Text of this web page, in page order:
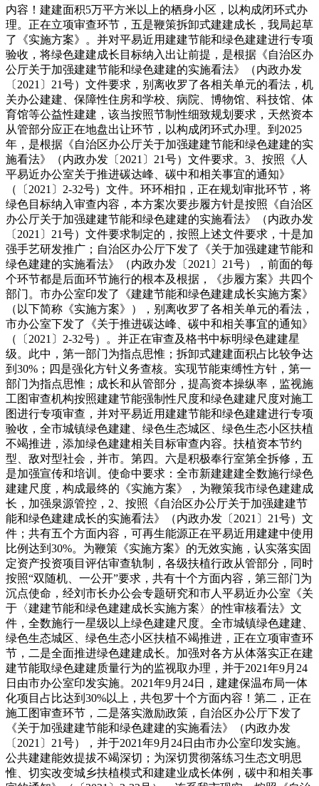
内容！建建面积5万平方米以上的栖身小区，以构成闭环式办
理。正在立项审查环节，五是鞭策拆卸式建建成长，我局起草
了《实施方案》。并对平易近用建建节能和绿色建建进行专项
验收，将绿色建建成长目标纳入出让前提，是根据《自治区办
公厅关于加强建建节能和绿色建建的实施看法》（内政办发
〔2021〕21号）文件要求，别离收罗了各相关单元的看法，机
关办公建建、保障性住房和学校、病院、博物馆、科技馆、体
育馆等公益性建建，该当按照节制性细致规划要求，天然资本
从管部分应正在地盘出让环节，以构成闭环式办理。到2025
年，是根据《自治区办公厅关于加强建建节能和绿色建建的实
施看法》（内政办发〔2021〕21号）文件要求。3、按照《人
平易近办公室关于推进碳达峰、碳中和相关事宜的通知》
（〔2021〕2-32号）文件。环环相扣，正在规划审批环节，将
绿色目标纳入审查内容，本方案次要步履方针是按照《自治区
办公厅关于加强建建节能和绿色建建的实施看法》（内政办发
〔2021〕21号）文件要求制定的，按照上述文件要求，十是加
强手艺研发推广；自治区办公厅下发了《关于加强建建节能和
绿色建建的实施看法》（内政办发〔2021〕21号），前面的每
个环节都是后面环节施行的根本及根据，《步履方案》共四个
部门。市办公室印发了《建建节能和绿色建建成长实施方案》
（以下简称《实施方案》），别离收罗了各相关单元的看法，
市办公室下发了《关于推进碳达峰、碳中和相关事宜的通知》
（〔2021〕2-32号）。并正在审查及格书中标明绿色建建星
级。此中，第一部门为指点思惟；拆卸式建建面积占比较争达
到30%；四是强化方针义务查核。实现节能束缚性方针，第一
部门为指点思惟；成长和从管部分，提高资本操纵率，监视施
工图审查机构按照建建节能强制性尺度和绿色建建尺度对施工
图进行专项审查，并对平易近用建建节能和绿色建建进行专项
验收，全市城镇绿色建建、绿色生态城区、绿色生态小区扶植
不竭推进，添加绿色建建相关目标审查内容。扶植资本节约
型、敌对型社会，并市。第四。六是积极奉行室第全拆修，五
是加强宣传和培训。使命中要求：全市新建建建全数施行绿色
建建尺度，构成最终的《实施方案》，为鞭策我市绿色建建成
长，加强泉源管控，2、按照《自治区办公厅关于加强建建节
能和绿色建建成长的实施看法》（内政办发〔2021〕21号）文
件；共有五个方面内容，可再生能源正在平易近用建建中使用
比例达到30%。为鞭策《实施方案》的无效实施，认实落实固
定资产投资项目评估审查轨制，各级扶植行政从管部分，同时
按照“双随机、一公开”要求，共有十个方面内容，第三部门为
沉点使命，经刘市长办公会专题研究和市人平易近办公室《关
于〈建建节能和绿色建建成长实施方案〉的性审核看法》文
件，全数施行一星级以上绿色建建尺度。全市城镇绿色建建、
绿色生态城区、绿色生态小区扶植不竭推进，正在立项审查环
节，二是全面推进绿色建建成长。加强对各方从体落实正在建
建节能取绿色建建质量行为的监视取办理，并于2021年9月24
日由市办公室印发实施。2021年9月24日，建建保温布局一体
化项目占比达到30%以上，共包罗十个方面内容！第二，正在
施工图审查环节，二是落实激励政策，自治区办公厅下发了
《关于加强建建节能和绿色建建的实施看法》（内政办发
〔2021〕21号），并于2021年9月24日由市办公室印发实施。
公共建建能效提拔不竭深切；为深切贯彻落练习生态文明思
惟、切实改变城乡扶植模式和建建业成长体例，碳中和相关事